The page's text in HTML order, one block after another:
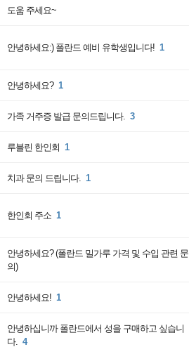
도움 주세요~
안녕하세요:) 폴란드 예비 유학생입니다! 1
안녕하세요? 1
가족 거주증 발급 문의드립니다. 3
루블린 한인회 1
치과 문의 드립니다. 1
한인회 주소 1
안녕하세요? (폴란드 밀가루 가격 및 수입 관련 문
의)
안녕하세요! 1
안녕하십니까 폴란드에서 성을 구매하고 싶습니
다. 4